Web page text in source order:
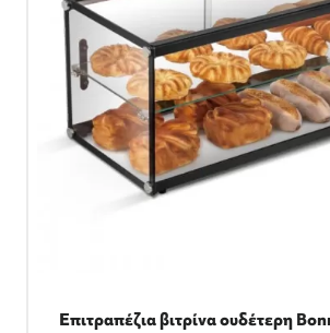
Επιτραπέζια βιτρίνα ουδέτερη